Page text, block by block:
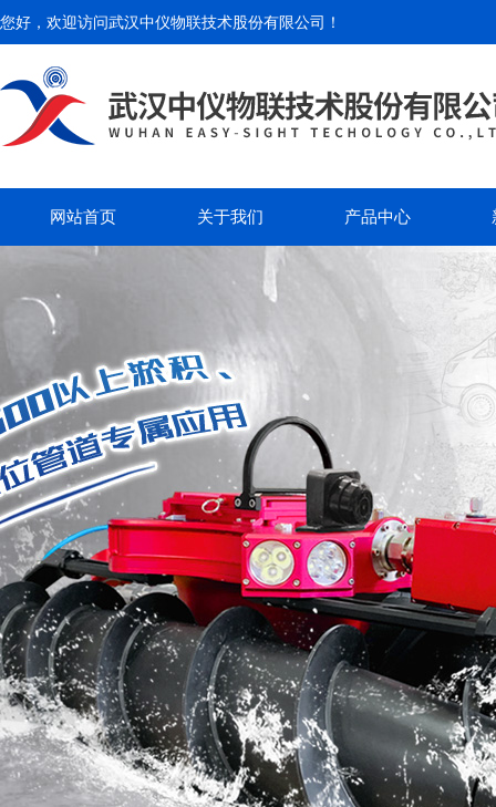
您好，欢迎访问武汉中仪物联技术股份有限公司 ！
网站首页 关于我们 产品中心